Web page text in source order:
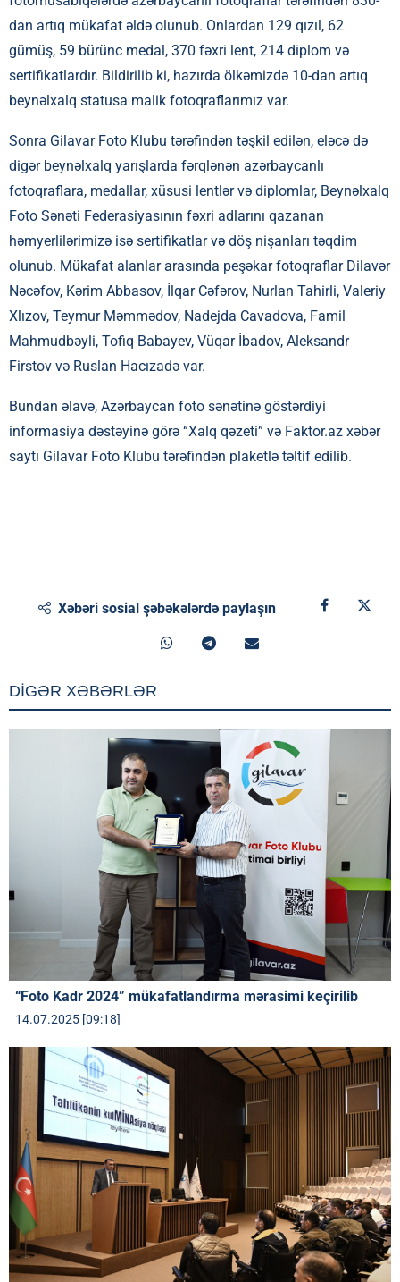
dan artıq mükafat əldə olunub. Onlardan 129 qızıl, 62
gümüş, 59 bürünc medal, 370 fəxri lent, 214 diplom və
sertifikatlardır. Bildirilib ki, hazırda ölkəmizdə 10-dan artıq
beynəlxalq statusa malik fotoqraflarımız var.
Sonra Gilavar Foto Klubu tərəfindən təşkil edilən, eləcə də
digər beynəlxalq yarışlarda fərqlənən azərbaycanlı
fotoqraflara, medallar, xüsusi lentlər və diplomlar, Beynəlxalq
Foto Sənəti Federasiyasının fəxri adlarını qazanan
həmyerlilərimizə isə sertifikatlar və döş nişanları təqdim
olunub. Mükafat alanlar arasında peşəkar fotoqraflar Dilavər
Nəcəfov, Kərim Abbasov, İlqar Cəfərov, Nurlan Tahirli, Valeriy
Xlızov, Teymur Məmmədov, Nadejda Cavadova, Famil
Mahmudbəyli, Tofiq Babayev, Vüqar İbadov, Aleksandr
Firstov və Ruslan Hacızadə var.
Bundan əlavə, Azərbaycan foto sənətinə göstərdiyi
informasiya dəstəyinə görə “Xalq qəzeti” və Faktor.az xəbər
saytı Gilavar Foto Klubu tərəfindən plaketlə təltif edilib.
Xəbəri sosial şəbəkələrdə paylaşın
DİGƏR XƏBƏRLƏR
“Foto Kadr 2024” mükafatlandırma mərasimi keçirilib
14.07.2025 [09:18]